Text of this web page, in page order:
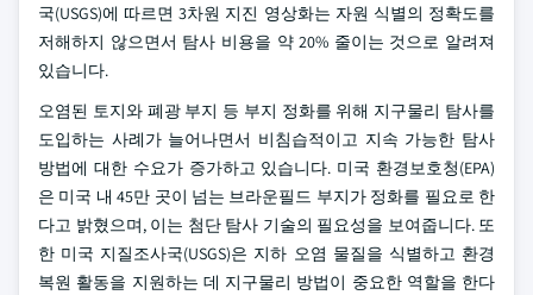
국(USGS)에 따르면 3차원 지진 영상화는 자원 식별의 정확도를
저해하지 않으면서 탐사 비용을 약 20% 줄이는 것으로 알려져
있습니다.
오염된 토지와 폐광 부지 등 부지 정화를 위해 지구물리 탐사를
도입하는 사례가 늘어나면서 비침습적이고 지속 가능한 탐사
방법에 대한 수요가 증가하고 있습니다. 미국 환경보호청(EPA)
은 미국 내 45만 곳이 넘는 브라운필드 부지가 정화를 필요로 한
다고 밝혔으며, 이는 첨단 탐사 기술의 필요성을 보여줍니다. 또
한 미국 지질조사국(USGS)은 지하 오염 물질을 식별하고 환경
복원 활동을 지원하는 데 지구물리 방법이 중요한 역할을 한다